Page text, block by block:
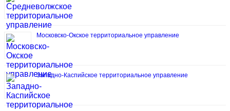
Московско-Окское территориальное управление
Западно-Каспийское территориальное управление